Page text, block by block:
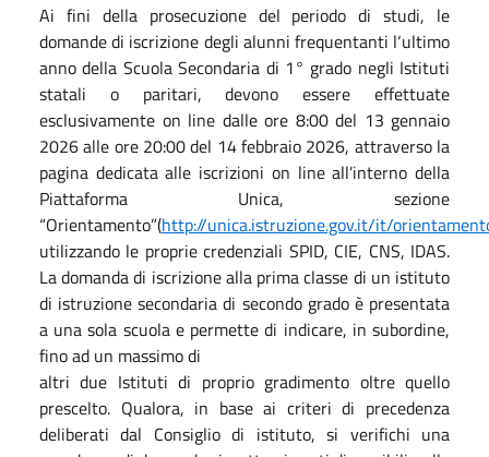
Ai fini della prosecuzione del periodo di studi, le
domande di iscrizione degli alunni frequentanti l‘ultimo
anno della Scuola Secondaria di 1° grado negli Istituti
statali o paritari, devono essere effettuate
esclusivamente on line dalle ore 8:00 del 13 gennaio
2026 alle ore 20:00 del 14 febbraio 2026, attraverso la
pagina dedicata alle iscrizioni on line all’interno della
Piattaforma Unica, sezione
“Orientamento”(http://unica.istruzione.gov.it/it/
utilizzando le proprie credenziali SPID, CIE, CNS, IDAS.
La domanda di iscrizione alla prima classe di un istituto
di istruzione secondaria di secondo grado è presentata
a una sola scuola e permette di indicare, in subordine,
fino ad un massimo di
altri due Istituti di proprio gradimento oltre quello
prescelto. Qualora, in base ai criteri di precedenza
deliberati dal Consiglio di istituto, si verifichi una